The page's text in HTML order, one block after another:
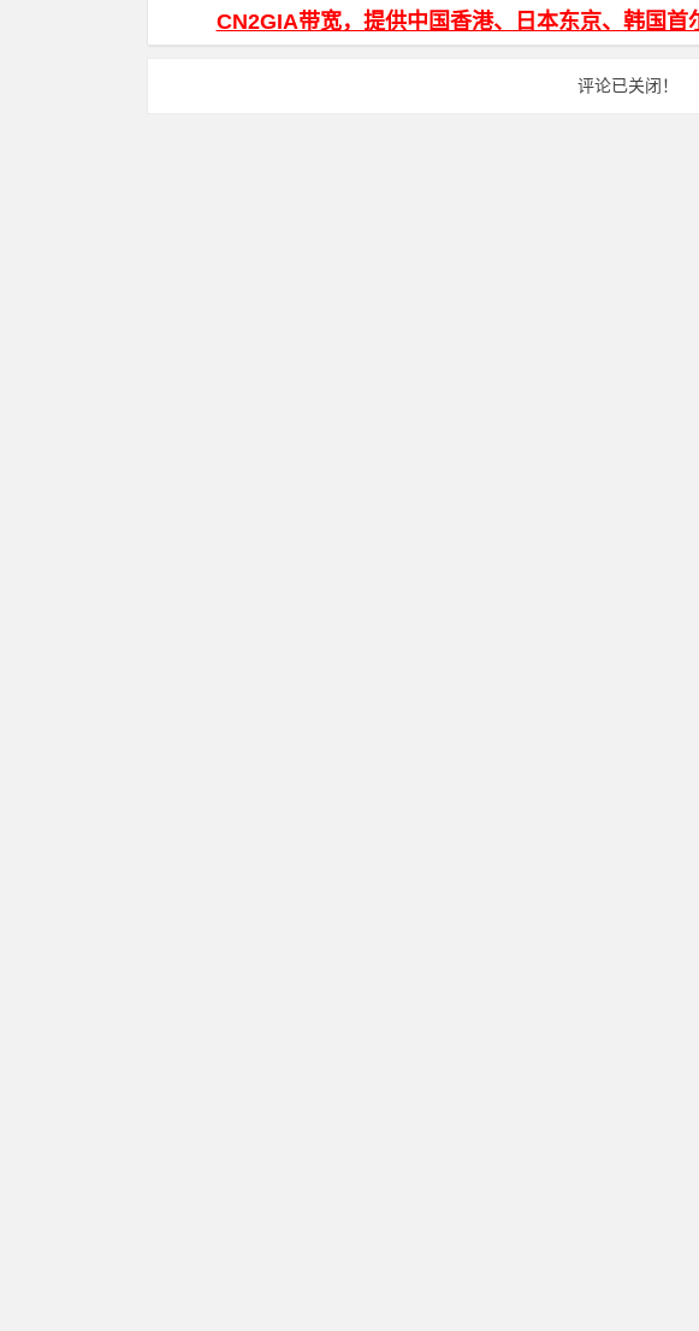
CN2GIA带宽，提供中国香港、日本东京、韩国首
评论已关闭！